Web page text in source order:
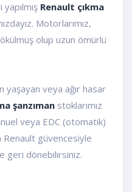
Renault çıkma
Motorlarımız,
olup uzun ömürlü
yaşayan veya ağır hasar
şanzıman stoklarımız
veya EDC (otomatik)
Renault güvencesiyle
geri dönebilirsiniz.